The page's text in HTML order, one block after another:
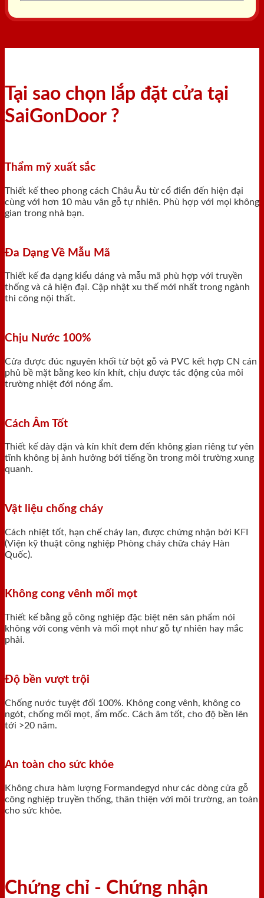
Tại sao chọn lắp đặt cửa tại
SaiGonDoor ?
Thẩm mỹ xuất sắc
Thiết kế theo phong cách Châu Âu từ cổ điển đến hiện đại
cùng với hơn 10 màu vân gỗ tự nhiên. Phù hợp với mọi không
gian trong nhà bạn.
Đa Dạng Về Mẫu Mã
Thiết kế đa dạng kiểu dáng và mẫu mã phù hợp với truyền
thống và cả hiện đại. Cập nhật xu thế mới nhất trong ngành
thi công nội thất.
Chịu Nước 100%
Cửa được đúc nguyên khối từ bột gỗ và PVC kết hợp CN cán
phủ bề mặt bằng keo kín khít, chịu được tác động của môi
trường nhiệt đới nóng ẩm.
Cách Âm Tốt
Thiết kế dày dặn và kín khít đem đến không gian riêng tư yên
tĩnh không bị ảnh hưởng bới tiếng ồn trong môi trường xung
quanh.
Vật liệu chống cháy
Cách nhiệt tốt, hạn chế cháy lan, được chứng nhận bởi KFI
(Viện kỹ thuật công nghiệp Phòng cháy chữa cháy Hàn
Quốc).
Không cong vênh mối mọt
Thiết kế bằng gỗ công nghiệp đặc biệt nên sản phẩm nói
không với cong vênh và mối mọt như gỗ tự nhiên hay mắc
phải.
Độ bền vượt trội
Chống nước tuyệt đối 100%. Không cong vênh, không co
ngót, chống mối mọt, ẩm mốc. Cách âm tốt, cho độ bền lên
tới >20 năm.
An toàn cho sức khỏe
Không chưa hàm lượng Formandegyd như các dòng cửa gỗ
công nghiệp truyền thống, thân thiện với môi trường, an toàn
cho sức khỏe.
Chứng chỉ - Chứng nhận